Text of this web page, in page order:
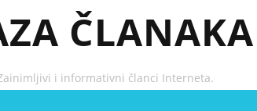
ČLANAKA
i informativni članci Interneta.